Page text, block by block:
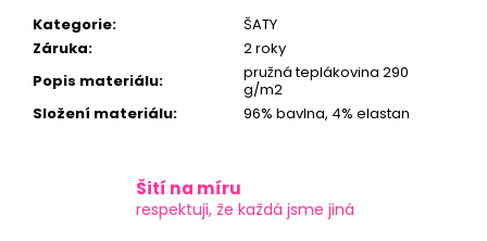
Kategorie:
ŠATY
Záruka:
2 roky
Popis materiálu:
pružná teplákovina 290
g/m2
Složení materiálu: 96% bavlna, 4% elastan
Šití na míru
respektuji, že každá jsme jiná